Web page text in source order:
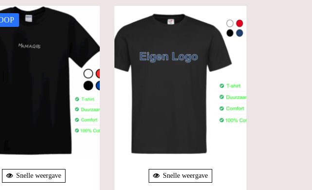
Snelle weergave Snelle weergave